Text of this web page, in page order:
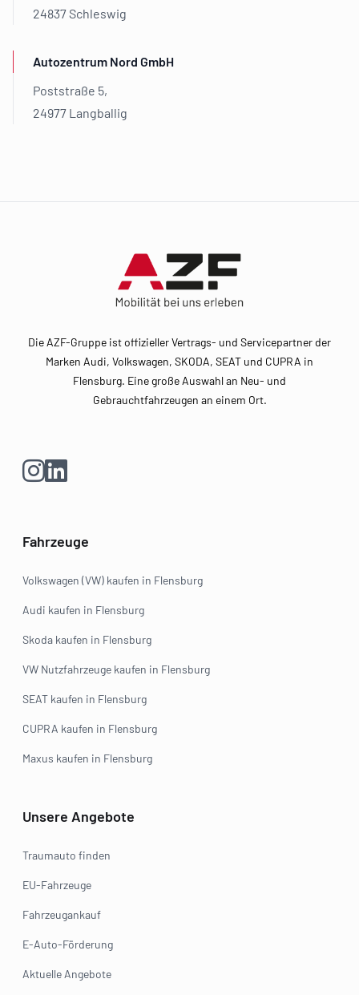
24837 Schleswig
Autozentrum Nord GmbH
Poststraße 5,
24977 Langballig
Die AZF-Gruppe ist offizieller Vertrags- und Servicepartner der
Marken Audi, Volkswagen, SKODA, SEAT und CUPRA in
Flensburg. Eine große Auswahl an Neu- und
Gebrauchtfahrzeugen an einem Ort.
Fahrzeuge
Volkswagen (VW) kaufen in Flensburg
Audi kaufen in Flensburg
Skoda kaufen in Flensburg
VW Nutzfahrzeuge kaufen in Flensburg
SEAT kaufen in Flensburg
CUPRA kaufen in Flensburg
Maxus kaufen in Flensburg
Unsere Angebote
Traumauto finden
EU-Fahrzeuge
Fahrzeugankauf
E-Auto-Förderung
Aktuelle Angebote